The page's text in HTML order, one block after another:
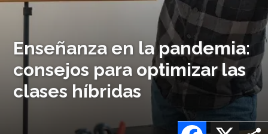
Enseñanza en la pandemia:
consejos para optimizar las
clases híbridas
X
Facebook